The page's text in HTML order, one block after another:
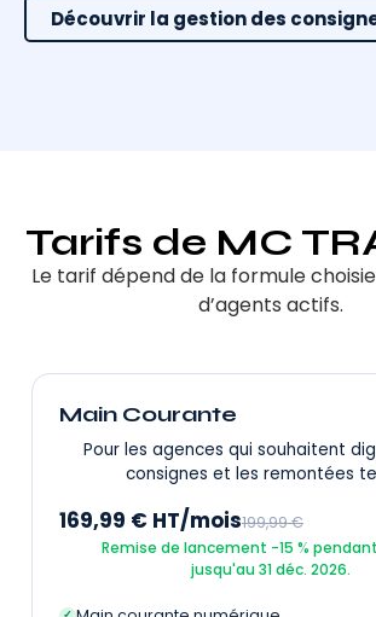
Découvrir la gestion des
Tarifs de MC
Le tarif dépend de la formule
d’agents actifs.
Main Courante
Pour les agences qui souhaitent
consignes et les remontées
169,99 € HT/mois199,99 €
Remise de lancement −15 %
jusqu'au 31 déc. 2026.